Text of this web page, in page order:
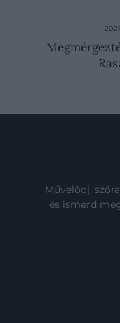
Művelődj,
és ismerd